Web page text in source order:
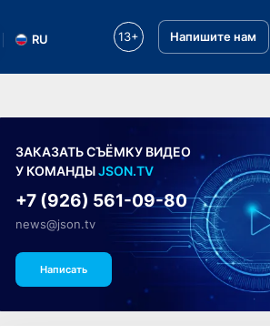
RU 13+ Напишите нам
ЗАКАЗАТЬ СЪЁМКУ ВИДЕО
У КОМАНДЫJSON.TV
+7 (926) 561-09-80
news@json.tv
Написать